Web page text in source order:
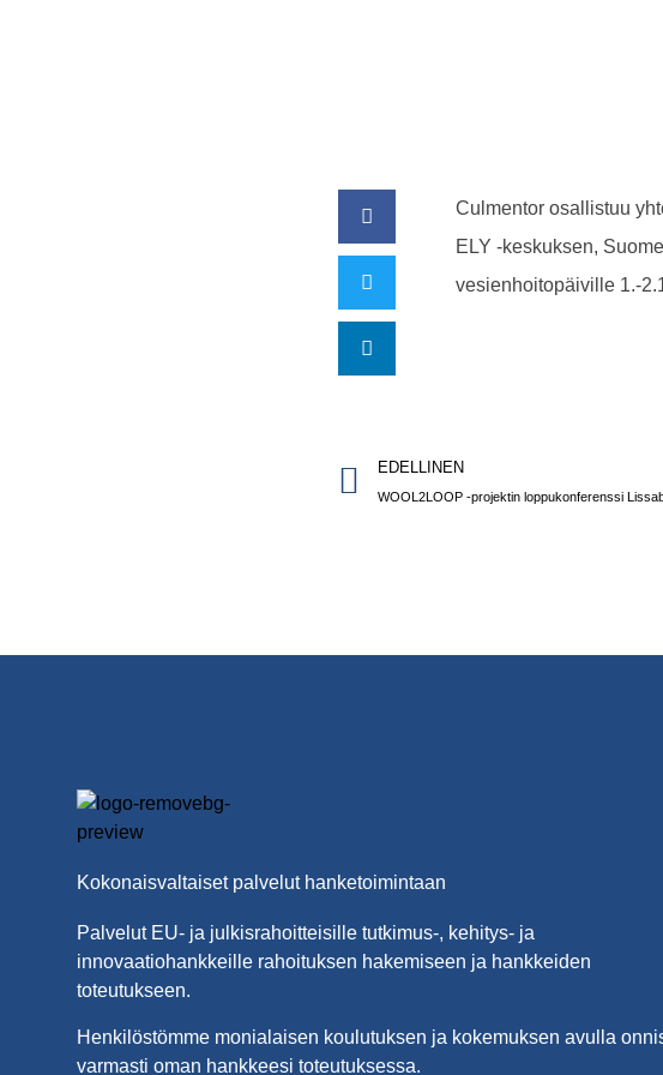
Culmentor osallistuu
ELY -keskuksen,
vesienhoitopäiville 1.-
EDELLINEN
WOOL2LOOP -projektin loppukonferenssi
Kokonaisvaltaiset palvelut hanketoimintaan
Palvelut EU- ja julkisrahoitteisille tutkimus-, kehitys- ja
innovaatiohankkeille rahoituksen hakemiseen ja hankkeiden
toteutukseen.
Henkilöstömme monialaisen koulutuksen ja kokemuksen avulla
varmasti oman hankkeesi toteutuksessa.